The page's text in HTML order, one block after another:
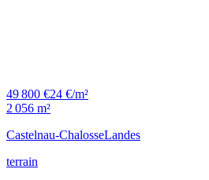
49 800 €24 €/m²
2 056 m²
Castelnau-ChalosseLandes
terrain